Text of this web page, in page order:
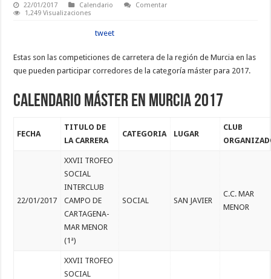
22/01/2017 Calendario
Comentar
1,249 Visualizaciones
tweet
Estas son las competiciones de carretera de la región de Murcia en las
que pueden participar corredores de la categoría máster para 2017.
Calendario máster en Murcia 2017
FECHA
TITULO DE
LA CARRERA
CATEGORIA LUGAR
CLUB
22/01/2017
XXVII TROFEO
SOCIAL
INTERCLUB
CAMPO DE
CARTAGENA-
MAR MENOR
(1ª)
SOCIAL SAN JAVIER
C.C. MAR
MENOR
XXVII TROFEO
SOCIAL